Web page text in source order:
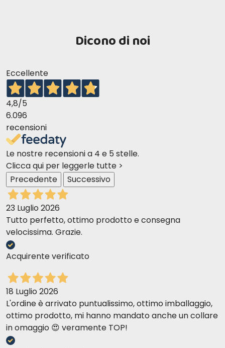
Dicono di noi
Eccellente
4,8/5
6.096
recensioni
Le nostre recensioni a 4 e 5 stelle.
Clicca qui per leggerle tutte >
Precedente
Successivo
23 Luglio 2026
Tutto perfetto, ottimo prodotto e consegna
velocissima. Grazie.
Acquirente verificato
18 Luglio 2026
L'ordine è arrivato puntualissimo, ottimo imballaggio,
ottimo prodotto, mi hanno mandato anche un collare
in omaggio 😍 veramente TOP!